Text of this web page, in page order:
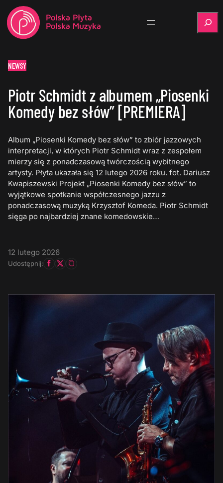
NEWSY
Piotr Schmidt z albumem „Piosenki
Komedy bez słów” [PREMIERA]
Album „Piosenki Komedy bez słów” to zbiór jazzowych
interpretacji, w których Piotr Schmidt wraz z zespołem
mierzy się z ponadczasową twórczością wybitnego
artysty. Płyta ukazała się 12 lutego 2026 roku. fot. Dariusz
Kwapiszewski Projekt „Piosenki Komedy bez słów” to
wyjątkowe spotkanie współczesnego jazzu z
ponadczasową muzyką Krzysztof Komeda. Piotr Schmidt
sięga po najbardziej znane komedowskie…
12 lutego 2026
Udostępnij: